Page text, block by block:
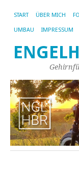
START ÜBER MICH
UMBAU IMPRESSUM